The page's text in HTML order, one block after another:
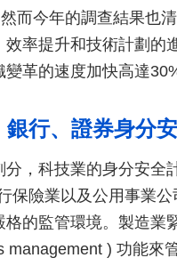
而今年的調查結果也
效率提升和技術計劃的
革的速度加快高達30%
銀行、證券身分
分，科技業的身分安全
保險業以及公用事業
格的監管環境。製造業
management ) 功能來